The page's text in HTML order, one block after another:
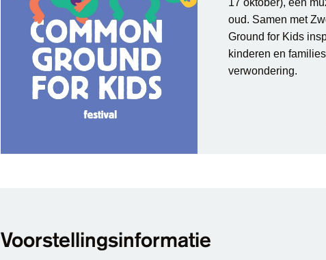
17 oktober), een
oud. Samen met
Ground for Kids
kinderen en
verwondering.
Voorstellingsinformatie